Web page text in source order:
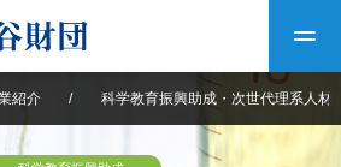
紹介 / 科学教育振興助成・次世代理系人材